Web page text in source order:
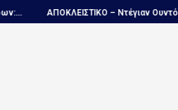
ΑΠΟΚΛΕΙΣΤΙΚΟ – Ντέγιαν